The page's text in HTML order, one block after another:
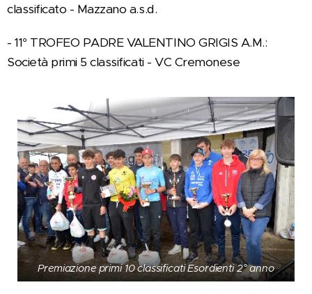
classificato - Mazzano a.s.d.
- 11° TROFEO PADRE VALENTINO GRIGIS A.M.:
Società primi 5 classificati - VC Cremonese
Premiazione primi 10 classificati Esordienti 2° anno